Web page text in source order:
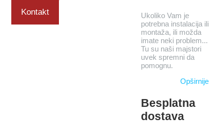
Kontakt
Ukoliko Vam je
potrebna instalacija ili
montaža, ili možda
imate neki problem...
Tu su naši majstori
uvek spremni da
pomognu.
Opširnije
Besplatna
dostava